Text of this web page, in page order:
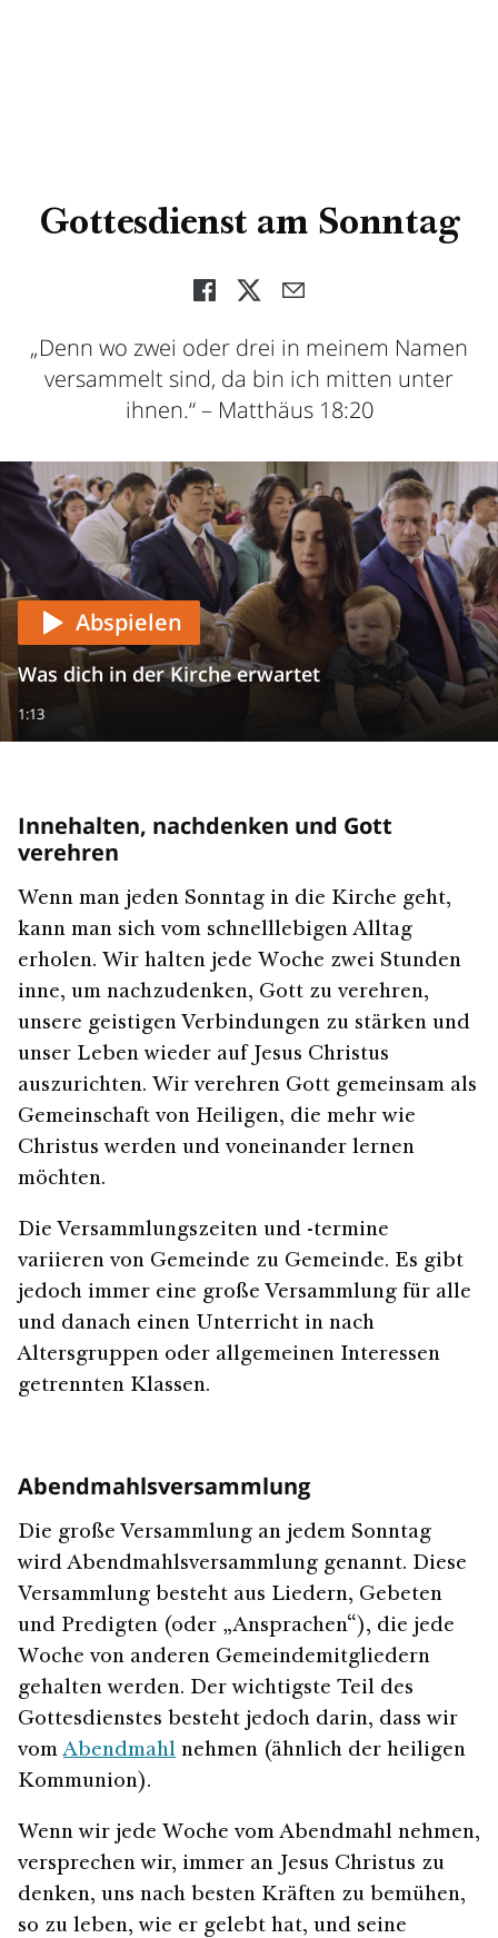
Gottesdienst am Sonntag
„Denn wo zwei oder drei in meinem Namen
versammelt sind, da bin ich mitten unter
ihnen.“ – Matthäus 18:20
Abspielen
Was dich in der Kirche erwartet
1:13
Innehalten, nachdenken und Gott
verehren
Wenn man jeden Sonntag in die Kirche geht,
kann man sich vom schnelllebigen Alltag
erholen. Wir halten jede Woche zwei Stunden
inne, um nachzudenken, Gott zu verehren,
unsere geistigen Verbindungen zu stärken und
unser Leben wieder auf Jesus Christus
auszurichten. Wir verehren Gott gemeinsam als
Gemeinschaft von Heiligen, die mehr wie
Christus werden und voneinander lernen
möchten.
Die Versammlungszeiten und -termine
variieren von Gemeinde zu Gemeinde. Es gibt
jedoch immer eine große Versammlung für alle
und danach einen Unterricht in nach
Altersgruppen oder allgemeinen Interessen
getrennten Klassen.
Abendmahlsversammlung
Die große Versammlung an jedem Sonntag
wird Abendmahlsversammlung genannt. Diese
Versammlung besteht aus Liedern, Gebeten
und Predigten (oder „Ansprachen“), die jede
Woche von anderen Gemeindemitgliedern
gehalten werden. Der wichtigste Teil des
Gottesdienstes besteht jedoch darin, dass wir
vomAbendmahl nehmen (ähnlich der heiligen
Kommunion).
Wenn wir jede Woche vom Abendmahl nehmen,
versprechen wir, immer an Jesus Christus zu
denken, uns nach besten Kräften zu bemühen,
so zu leben, wie er gelebt hat, und seine